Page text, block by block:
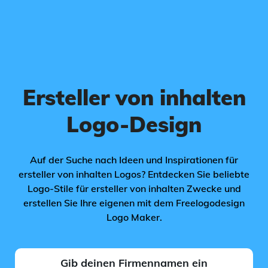
Ersteller von inhalten
Logo-Design
Auf der Suche nach Ideen und Inspirationen für
ersteller von inhalten Logos? Entdecken Sie beliebte
Logo-Stile für ersteller von inhalten Zwecke und
erstellen Sie Ihre eigenen mit dem Freelogodesign
Logo Maker.